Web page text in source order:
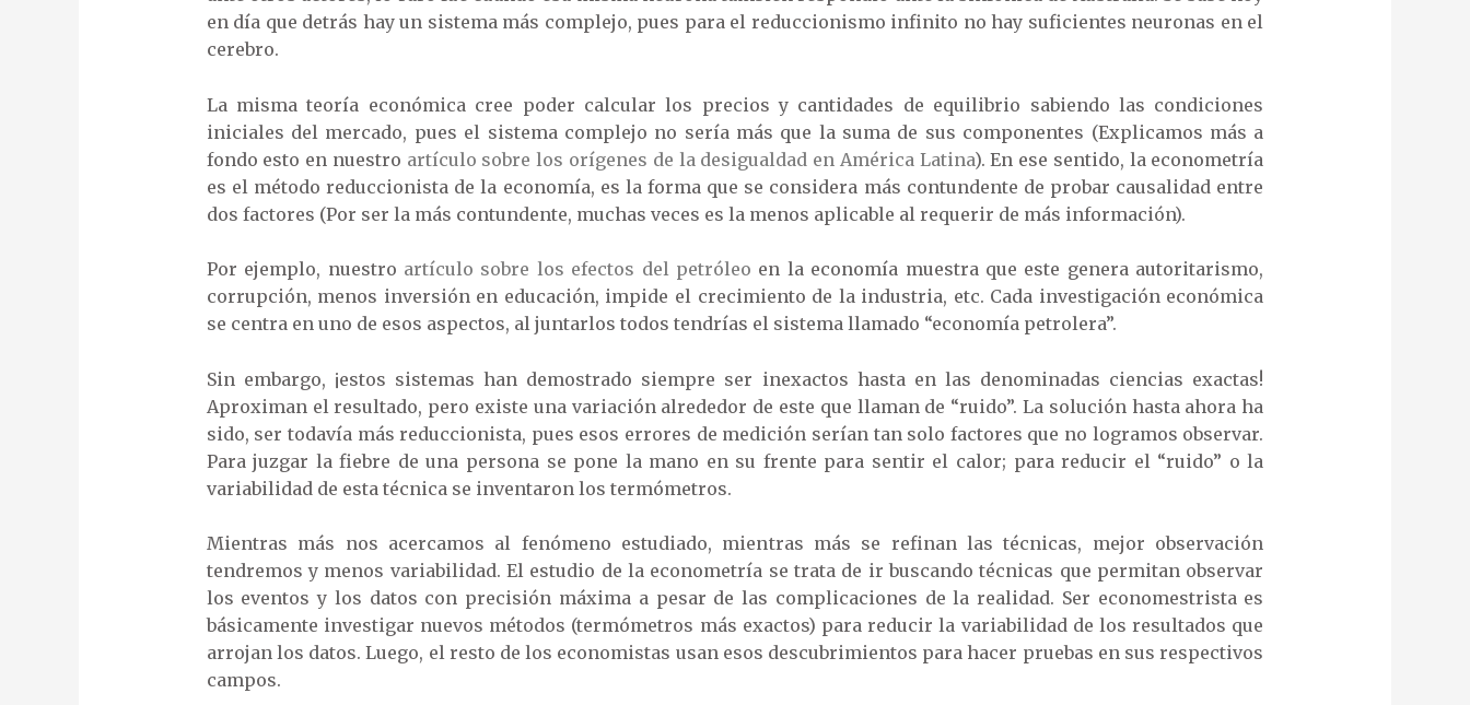
en día que detrás hay un sistema más complejo, pues para el reduccionismo infinito no hay suficientes neuronas en el
cerebro.
La misma teoría económica cree poder calcular los precios y cantidades de equilibrio sabiendo las condiciones
iniciales del mercado, pues el sistema complejo no sería más que la suma de sus componentes (Explicamos más a
fondo esto en nuestro artículo sobre los orígenes de la desigualdad en América Latina). En ese sentido, la econometría
es el método reduccionista de la economía, es la forma que se considera más contundente de probar causalidad entre
dos factores (Por ser la más contundente, muchas veces es la menos aplicable al requerir de más información).
Por ejemplo, nuestro artículo sobre los efectos del petróleo en la economía muestra que este genera autoritarismo,
corrupción, menos inversión en educación, impide el crecimiento de la industria, etc. Cada investigación económica
se centra en uno de esos aspectos, al juntarlos todos tendrías el sistema llamado “economía petrolera”.
Sin embargo, ¡estos sistemas han demostrado siempre ser inexactos hasta en las denominadas ciencias exactas!
Aproximan el resultado, pero existe una variación alrededor de este que llaman de “ruido”. La solución hasta ahora ha
sido, ser todavía más reduccionista, pues esos errores de medición serían tan solo factores que no logramos observar.
Para juzgar la fiebre de una persona se pone la mano en su frente para sentir el calor; para reducir el “ruido” o la
variabilidad de esta técnica se inventaron los termómetros.
Mientras más nos acercamos al fenómeno estudiado, mientras más se refinan las técnicas, mejor observación
tendremos y menos variabilidad. El estudio de la econometría se trata de ir buscando técnicas que permitan observar
los eventos y los datos con precisión máxima a pesar de las complicaciones de la realidad. Ser economestrista es
básicamente investigar nuevos métodos (termómetros más exactos) para reducir la variabilidad de los resultados que
arrojan los datos. Luego, el resto de los economistas usan esos descubrimientos para hacer pruebas en sus respectivos
campos.